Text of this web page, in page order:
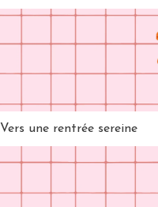
Vers une rentrée sereine